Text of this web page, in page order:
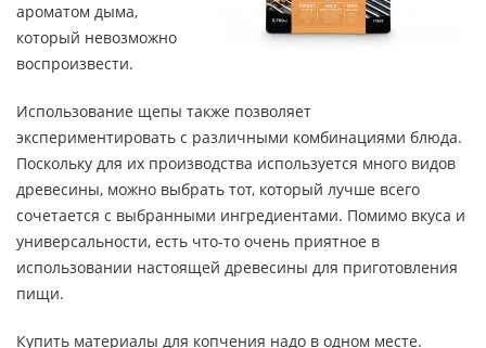
ароматом дыма,
который невозможно
воспроизвести.
Использование щепы также позволяет
экспериментировать с различными комбинациями блюда.
Поскольку для их производства используется много видов
древесины, можно выбрать тот, который лучше всего
сочетается с выбранными ингредиентами. Помимо вкуса и
универсальности, есть что-то очень приятное в
использовании настоящей древесины для приготовления
пищи.
Купить материалы для копчения надо в одном месте.